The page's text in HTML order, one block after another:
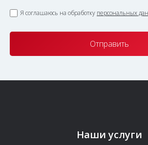
Я соглашаюсь на обработку персональных
Наши услуги